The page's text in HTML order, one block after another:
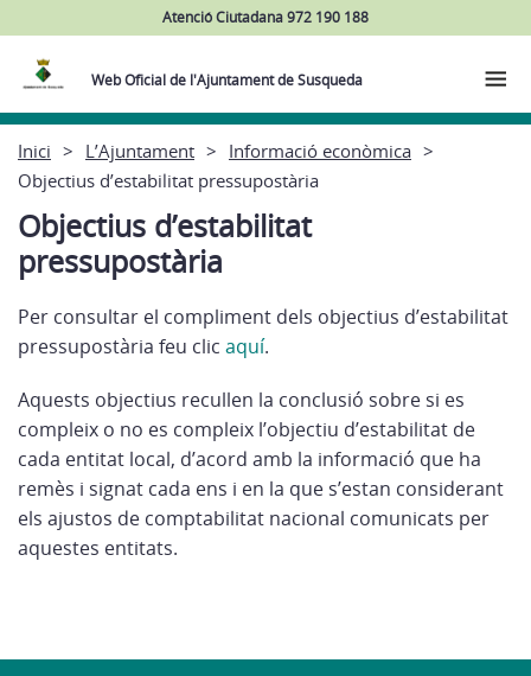
Atenció Ciutadana 972 190 188
Web Oficial de l'Ajuntament de Susqueda
Inici L’Ajuntament
Informació econòmica
Objectius d’estabilitat pressupostària
Objectius d’estabilitat
pressupostària
Per consultar el compliment dels objectius d’estabilitat
pressupostària feu clic aquí.
Aquests objectius recullen la conclusió sobre si es
compleix o no es compleix l’objectiu d’estabilitat de
cada entitat local, d’acord amb la informació que ha
remès i signat cada ens i en la que s’estan considerant
els ajustos de comptabilitat nacional comunicats per
aquestes entitats.